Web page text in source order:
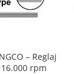
– Reglaj
rpm